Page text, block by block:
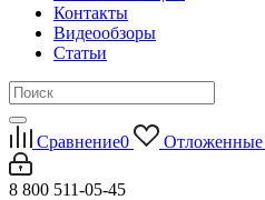
Контакты
Видеообзоры
Статьи
Сравнение0 Отложенные
8 800 511-05-45